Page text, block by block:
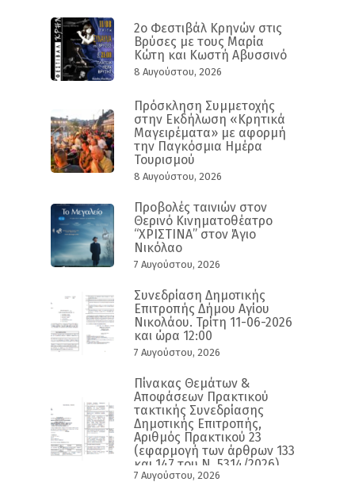
2ο Φεστιβάλ Κρηνών στις
Βρύσες με τους Μαρία
Κώτη και Κωστή Αβυσσινό
8 Αυγούστου, 2026
Πρόσκληση Συμμετοχής
στην Εκδήλωση «Κρητικά
Μαγειρέματα» με αφορμή
την Παγκόσμια Ημέρα
Τουρισμού
8 Αυγούστου, 2026
Προβολές ταινιών στον
Θερινό Κινηματοθέατρο
“ΧΡΙΣΤΙΝΑ” στον Άγιο
Νικόλαο
7 Αυγούστου, 2026
Συνεδρίαση Δημοτικής
Επιτροπής Δήμου Αγίου
Νικολάου. Τρίτη 11-06-2026
και ώρα 12:00
7 Αυγούστου, 2026
Πίνακας Θεμάτων &
Αποφάσεων Πρακτικού
τακτικής Συνεδρίασης
Δημοτικής Επιτροπής,
Αριθμός Πρακτικού 23
(εφαρμογή των άρθρων 133
και 147 του Ν. 5314/2026)
7 Αυγούστου, 2026